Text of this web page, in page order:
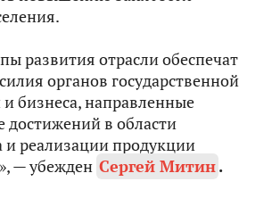
развития отрасли обеспечат
органов государственной
и бизнеса, направленные
достижений в области
и реализации продукции
— убежден Сергей Митин.